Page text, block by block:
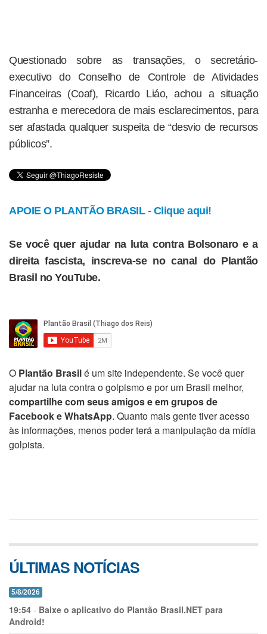
Questionado sobre as transações, o secretário-
executivo do Conselho de Controle de Atividades
Financeiras (Coaf), Ricardo Liáo, achou a situação
estranha e merecedora de mais esclarecimentos, para
ser afastada qualquer suspeita de “desvio de recursos
públicos”.
APOIE O PLANTÃO BRASIL - Clique aqui!
Se você quer ajudar na luta contra Bolsonaro e a
direita fascista, inscreva-se no canal do Plantão
Brasil no YouTube.
O Plantão Brasilé um site independente. Se você quer
ajudar na luta contra o golpismo e por um Brasil melhor,
compartilhe com seus amigos e em grupos de
Facebook e WhatsApp. Quanto mais gente tiver acesso
às informações, menos poder terá a manipulação da mídia
golpista.
ÚLTIMAS NOTÍCIAS
5/8/2026
19:54 - Baixe o aplicativo do Plantão Brasil.NET para
Android!